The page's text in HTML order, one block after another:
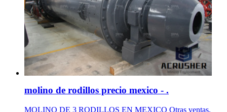
molino de rodillos precio mexico - .
MOLINO DE 3 RODILLOS EN MEXICO Otras ventas.